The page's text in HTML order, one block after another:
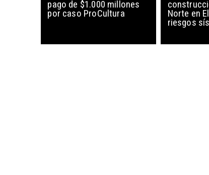
pago de $1.000 millones
por caso ProCultura Norte en
riesgos